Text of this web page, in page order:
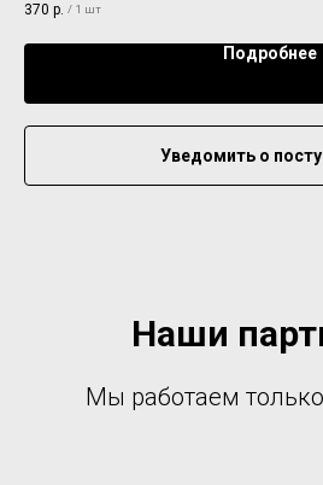
370 р. / 1 шт
Подробнее
Уведомить о
Наши
Мы работаем